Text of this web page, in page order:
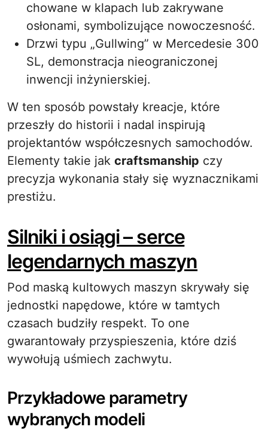
chowane w klapach lub zakrywane
osłonami, symbolizujące nowoczesność.
Drzwi typu „Gullwing” w Mercedesie 300
SL, demonstracja nieograniczonej
inwencji inżynierskiej.
W ten sposób powstały kreacje, które
przeszły do historii i nadal inspirują
projektantów współczesnych samochodów.
Elementy takie jak craftsmanship czy
precyzja wykonania stały się wyznacznikami
prestiżu.
Silniki i osiągi – serce
legendarnych maszyn
Pod maską kultowych maszyn skrywały się
jednostki napędowe, które w tamtych
czasach budziły respekt. To one
gwarantowały przyspieszenia, które dziś
wywołują uśmiech zachwytu.
Przykładowe parametry
wybranych modeli